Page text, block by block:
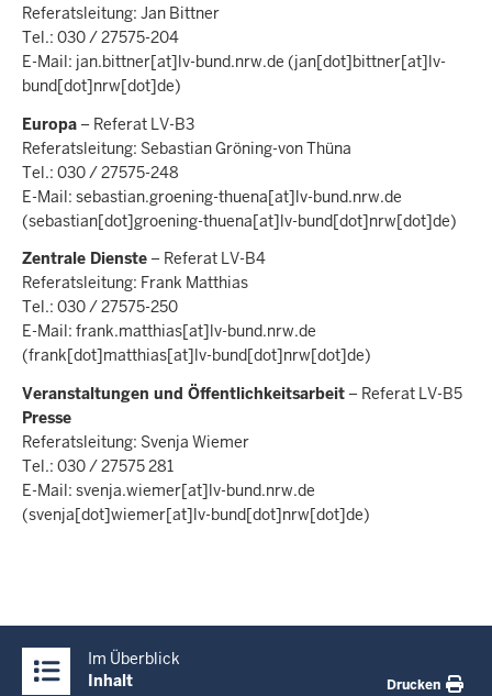
Referatsleitung: Jan Bittner
Tel.: 030 / 27575-204
E-Mail: jan.bittner[at]lv-bund.nrw.de (jan[dot]bittner[at]lv-
bund[dot]nrw[dot]de)
Europa – Referat LV-B3
Referatsleitung: Sebastian Gröning-von Thüna
Tel.: 030 / 27575-248
E-Mail: sebastian.groening-thuena[at]lv-bund.nrw.de
(sebastian[dot]groening-thuena[at]lv-bund[dot]nrw[dot]de)
Zentrale Dienste – Referat LV-B4
Referatsleitung: Frank Matthias
Tel.: 030 / 27575-250
E-Mail: frank.matthias[at]lv-bund.nrw.de
(frank[dot]matthias[at]lv-bund[dot]nrw[dot]de)
Veranstaltungen und Öffentlichkeitsarbeit – Referat LV-B5
Presse
Referatsleitung: Svenja Wiemer
Tel.: 030 / 27575 281
E-Mail: svenja.wiemer[at]lv-bund.nrw.de
(svenja[dot]wiemer[at]lv-bund[dot]nrw[dot]de)
Inhalte
Im Überblick
Inhalt
Drucken